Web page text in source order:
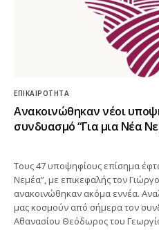
ΕΠΙΚΑΙΡΌΤΗΤΑ
Ανακοινώθηκαν νέοι
συνδυασμό “Για μια Νέα
Τους 47 υποψηφίους επίσημα
Νεμέα”, με επικεφαλής τον
ανακοινώθηκαν ακόμα εννέα.
μας κοσμούν από σήμερα τον
Αθανασίου Θεόδωρος του